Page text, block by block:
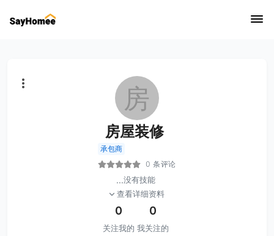
房
房屋装修
承包商
0 条评论
...没有技能
查看详细资料
0
关注我的
0
我关注的